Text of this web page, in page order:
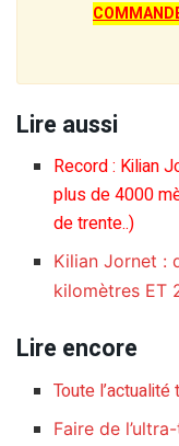
Lire aussi
Record : Kilian
plus de 4000
de trente..)
Kilian Jornet :
kilomètres ET
Lire encore
Toute
Faire de